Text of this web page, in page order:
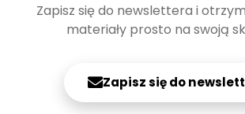
Zapisz się do newslettera i
materiały prosto na swoją
Zapisz się do